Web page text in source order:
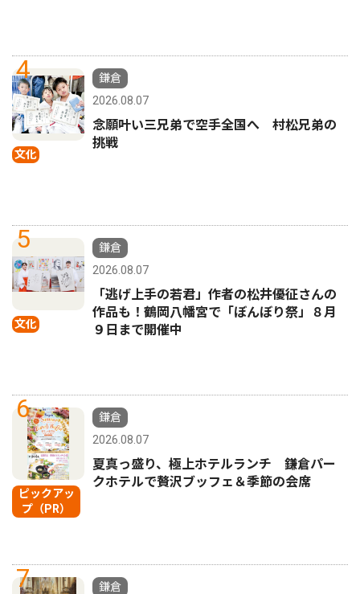
4
文化
鎌倉
2026.08.07
念願叶い三兄弟で空手全国へ 村松兄弟の
挑戦
5
文化
鎌倉
2026.08.07
「逃げ上手の若君」作者の松井優征さんの
作品も！鶴岡八幡宮で「ぼんぼり祭」８月
９日まで開催中
6
ピックアッ
プ（PR）
鎌倉
2026.08.07
夏真っ盛り、極上ホテルランチ 鎌倉パー
クホテルで贅沢ブッフェ＆季節の会席
7
鎌倉